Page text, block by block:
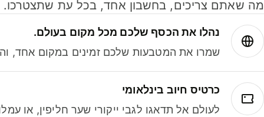
מה שאתם צריכים, בחשבון אחד, בכל עת שתצטרכו.
נהלו את הכסף שלכם מכל מקום בעולם.
שמרו את המטבעות שלכם זמינים במקום אחד,
כרטיס חיוב בינלאומי
לעולם אל תדאגו לגבי ייקורי שער חליפין, או